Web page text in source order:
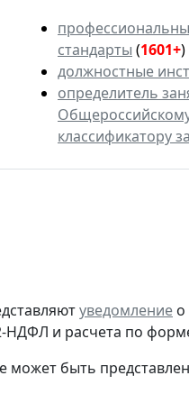
стандарты (1601+)
должностные
определитель
классификатору
уведомление
НДФЛ и расчета по
может быть